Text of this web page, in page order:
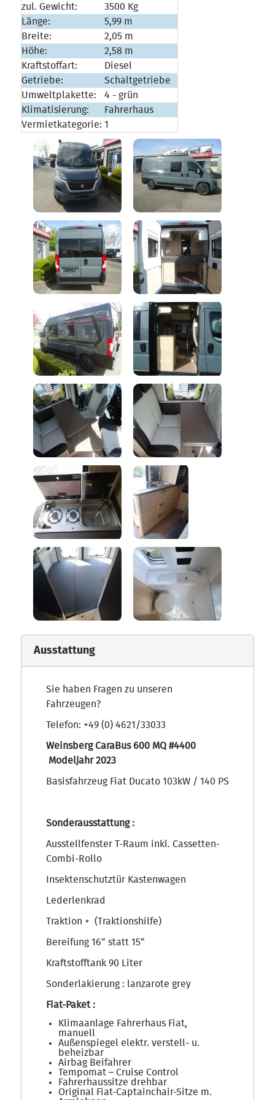
zul. Gewicht:
3500 Kg
Länge:
5,99 m
Breite:
2,05 m
Höhe:
2,58 m
Kraftstoffart:
Diesel
Getriebe:
Schaltgetriebe
Umweltplakette:
4 - grün
Klimatisierung:
Fahrerhaus
Vermietkategorie: 1
Ausstattung
Sie haben Fragen zu unseren
Fahrzeugen?
Telefon: +49 (0) 4621/33033
Weinsberg CaraBus 600 MQ #4400
Modeljahr 2023
Basisfahrzeug Fiat Ducato 103kW / 140 PS
Sonderausstattung :
Ausstellfenster T-Raum inkl. Cassetten-
Combi-Rollo
Insektenschutztür Kastenwagen
Lederlenkrad
Traktion + (Traktionshilfe)
Bereifung 16“ statt 15“
Kraftstofftank 90 Liter
Sonderlakierung : lanzarote grey
Fiat-Paket :
Klimaanlage Fahrerhaus Fiat,
manuell
Außenspiegel elektr. verstell- u.
beheizbar
Airbag Beifahrer
Tempomat – Cruise Control
Fahrerhaussitze drehbar
Original Fiat-Captainchair-Sitze m.